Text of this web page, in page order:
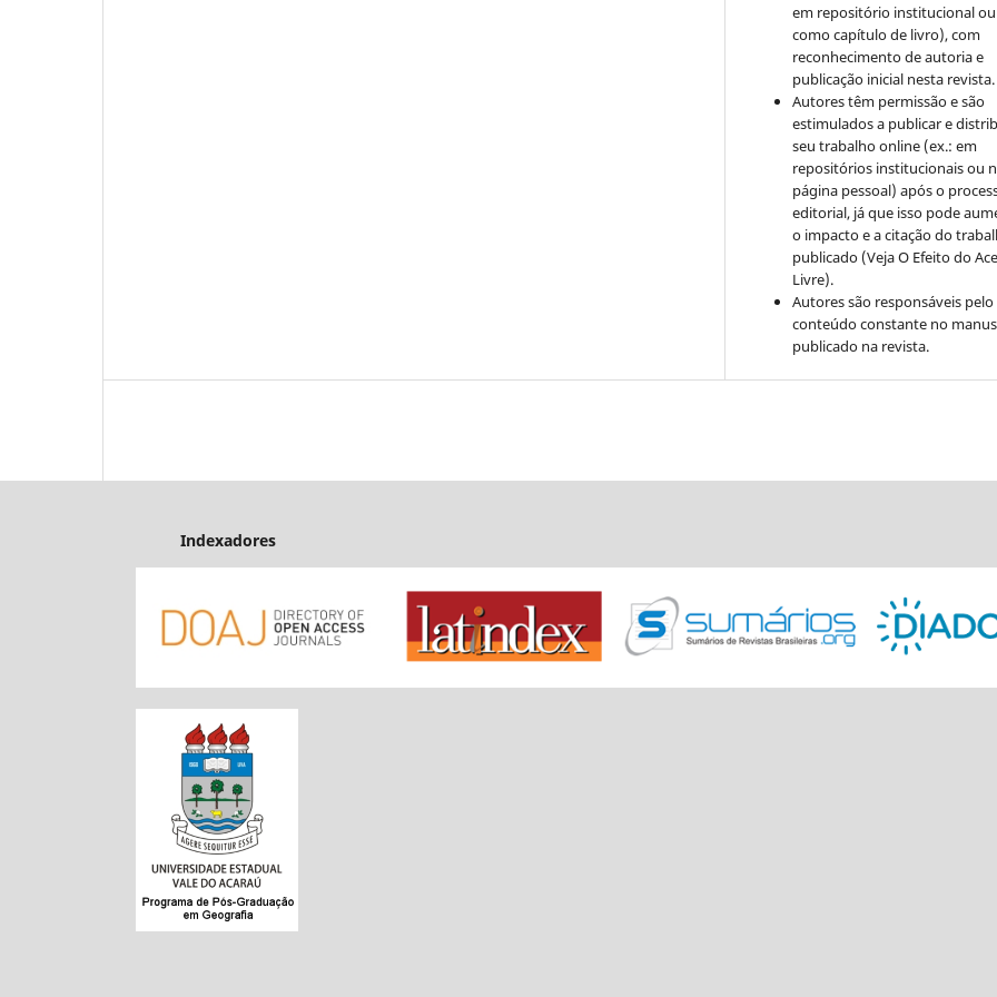
em repositório institucional ou
como capítulo de livro), com
reconhecimento de autoria e
publicação inicial nesta revista.
Autores têm permissão e são
estimulados a publicar e
seu trabalho online (ex.: em
repositórios institucionais ou
página pessoal) após o
editorial, já que isso pode
o impacto e a citação do
publicado (Veja O Efeito do
Livre).
Autores são responsáveis pelo
conteúdo constante no
publicado na revista.
Indexadores